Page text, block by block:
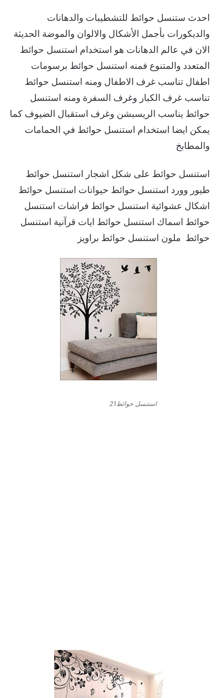
احدث ستنسل حوائط للتشطيبات والدهانات
والديكورات بأجمل الأشكال والالوان والموضة الحديثة
الان في عالم الدهانات هو استخدام استنسل حوائط
المتعدد والمتنوع فمنه استنسل حوائط برسومات
اطفال تناسب غرف الاطفال ومنه استنسل حوائط
تناسب غرف الكبار وغرف السفرة ومنه استنسل
حوائط يناسب الريسبشن وغرف استقبال الضيوف كما
يمكن ايضا استخدام استنسل حوائط في الحمامات
والمطابخ
استنسل حوائط على شكل اشجار استنسل حوائط
طيور وورد استنسل حوائط حيوانات استنسل حوائط
اشكال عشوائية استنسل حوائط فراشات استنسل
حوائط اسماك استنسل حوائط ايات قرآنية استنسل
حوائط ملون استنسل حوائط براويز
استنسل حوائط21